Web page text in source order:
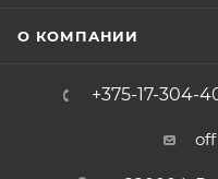
О КОМПАНИИ
+375-17-304-